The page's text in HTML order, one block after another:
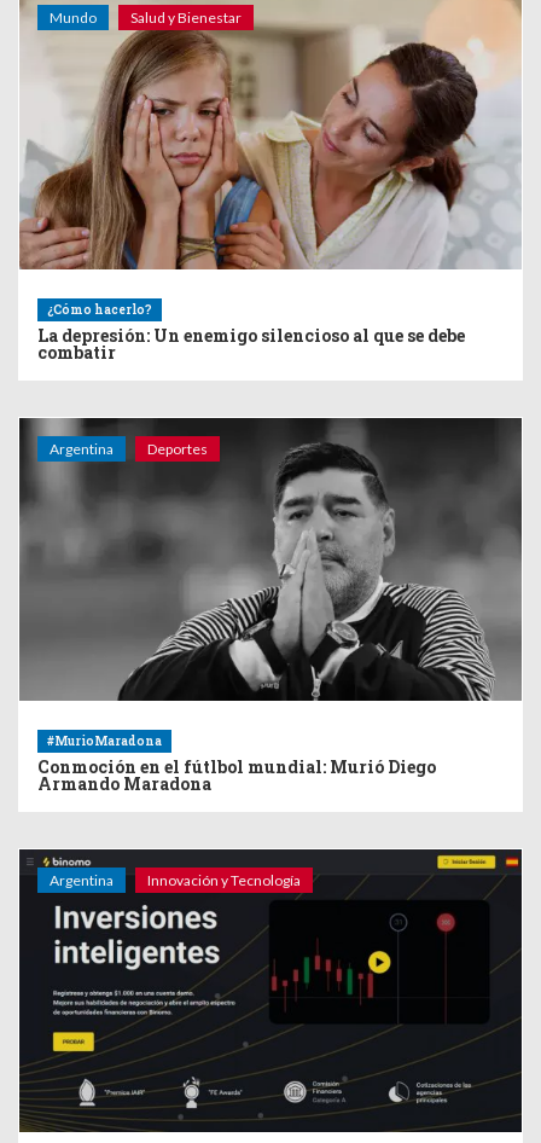
Mundo Salud y Bienestar
¿Cómo hacerlo?
La depresión: Un enemigo silencioso al que se debe
combatir
Argentina Deportes
#MurioMaradona
Conmoción en el fútlbol mundial: Murió Diego
Armando Maradona
Argentina Innovación y Tecnología